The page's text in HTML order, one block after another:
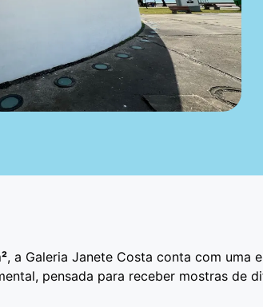
, a Galeria Janete Costa conta com uma
pensada para receber mostras de